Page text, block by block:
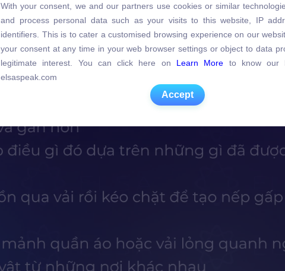
Ý nghĩa của gather khi gather là động từ
and process personal data such as your visits to this website, IP
identifiers. This is to cater a customised browsing experience on our
your consent at any time in your web browser settings or object to data
legitimate interest. You can click here on
Learn More
to know our
elsaspeak.com
Accept
With your consent, we and our partners use cookies or similar
and process personal data such as your visits to this website, IP
identifiers. This is to cater a customised browsing experience on our
your consent at any time in your web browser settings or object to data
legitimate interest. You can click here on Learn More to know our
elsaspeak.com
Accept